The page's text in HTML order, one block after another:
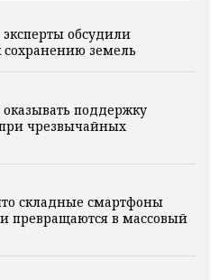
обсудили
земель
поддержку
чрезвычайных
складные смартфоны
превращаются в массовый